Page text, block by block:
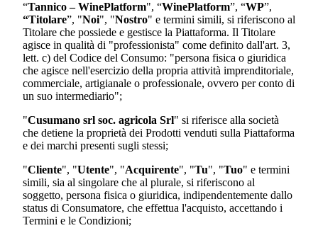
“Tannico – WinePlatform", “WinePlatform”, “WP”,
“Titolare”, "Noi", "Nostro" e termini simili, si riferiscono al
Titolare che possiede e gestisce la Piattaforma. Il Titolare
agisce in qualità di "professionista" come definito dall'art. 3,
lett. c) del Codice del Consumo: "persona fisica o giuridica
che agisce nell'esercizio della propria attività imprenditoriale,
commerciale, artigianale o professionale, ovvero per conto di
un suo intermediario";
"Cusumano srl soc. agricola Srl" si riferisce alla società
che detiene la proprietà dei Prodotti venduti sulla Piattaforma
e dei marchi presenti sugli stessi;
"Cliente", "Utente", "Acquirente", "Tu", "Tuo" e termini
simili, sia al singolare che al plurale, si riferiscono al
soggetto, persona fisica o giuridica, indipendentemente dallo
status di Consumatore, che effettua l'acquisto, accettando i
Termini e le Condizioni;